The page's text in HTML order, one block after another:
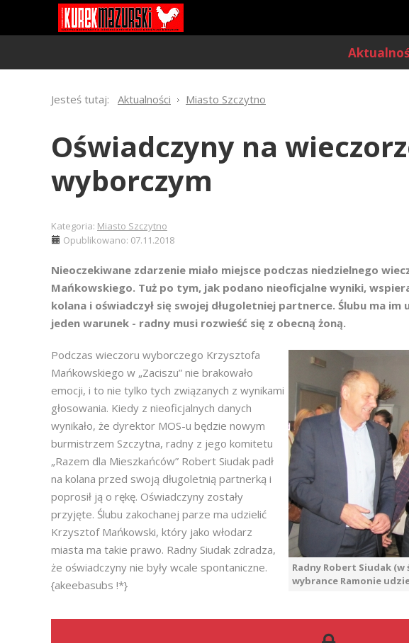
Jesteś tutaj: Aktualności Miasto Szczytno
Oświadczyny na
wyborczym
Kategoria: Miasto Szczytno
Opublikowano: 07.11.2018
Nieoczekiwane zdarzenie miało miejsce podczas niedzielnego
Mańkowskiego. Tuż po tym, jak podano nieoficjalne wyniki,
kolana i oświadczył się swojej długoletniej partnerce. Ślubu ma
jeden warunek - radny musi rozwieść się z obecną żoną.
Radny Robert Siudak
wybrance Ramonie
Podczas wieczoru wyborczego Krzysztofa
Mańkowskiego w „Zaciszu” nie brakowało
emocji, i to nie tylko tych związanych z wynikami
głosowania. Kiedy z nieoficjalnych danych
wynikało, że dyrektor MOS-u będzie nowym
burmistrzem Szczytna, radny z jego komitetu
„Razem dla Mieszkańców” Robert Siudak padł
na kolana przed swoją długoletnią partnerką i
poprosił ją o rękę. Oświadczyny zostały
przyjęte. Ślubu zakochanej parze ma udzielić
Krzysztof Mańkowski, który jako włodarz
miasta ma takie prawo. Radny Siudak zdradza,
że oświadczyny nie były wcale spontaniczne.
{akeebasubs !*}